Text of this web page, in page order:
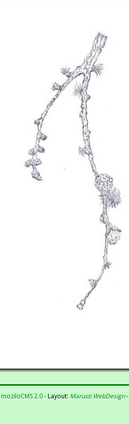
moziloCMS 2.0- Layout: Marusti WebDesign-